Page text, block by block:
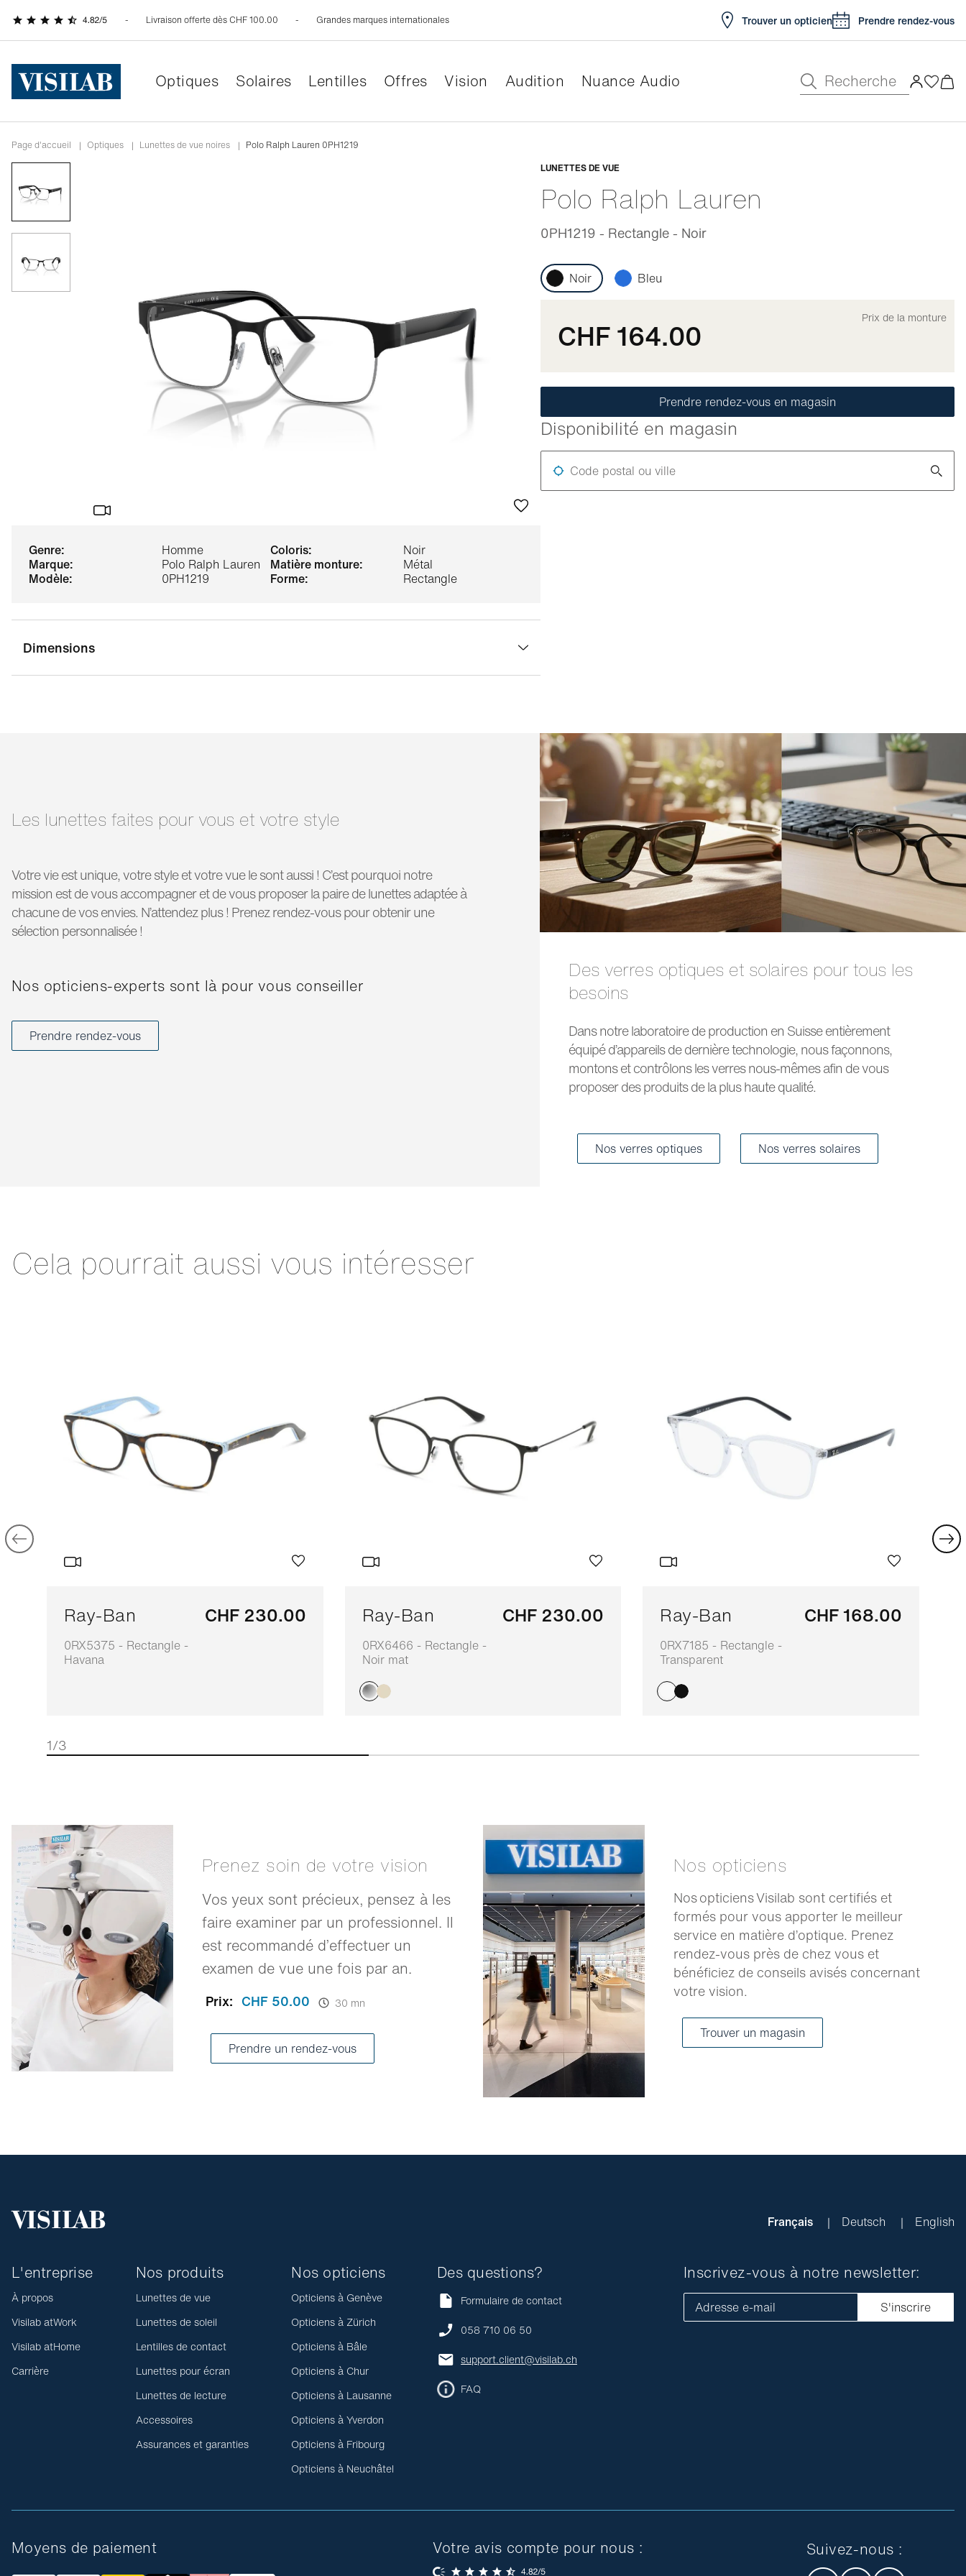
Livraison offerte dès CHF 100.00 Grandes marques internationales Trouver un opticien Prendre rendez-vous
Optiques Solaires Lentilles Offres Vision Audition Nuance Audio Recherche
Page d'accueil | Optiques | Lunettes de vue noires | Polo Ralph Lauren 0PH1219
genre: Homme coloris:
Noir
marque:
Polo Ralph Lauren matière monture:
Métal
modèle:
0PH1219 forme: Rectangle
Dimensions
LUNETTES DE VUE
Polo Ralph Lauren
0PH1219 - Rectangle - Noir
Adaptable
Noir Bleu
CHF 164.00 Prix de la monture
Prendre rendez-vous en magasin
Disponibilité en magasin
Code postal ou ville
Les lunettes faites pour vous et votre style
Votre vie est unique, votre style et votre vue le sont aussi ! C’est pourquoi notre
mission est de vous accompagner et de vous proposer la paire de lunettes adaptée à
chacune de vos envies. N’attendez plus ! Prenez rendez-vous pour obtenir une
sélection personnalisée !
Nos opticiens-experts sont là pour vous conseiller
Prendre rendez-vous
Des verres optiques et solaires pour tous les
besoins
Dans notre laboratoire de production en Suisse entièrement
équipé d’appareils de dernière technologie, nous façonnons,
montons et contrôlons les verres nous-mêmes afin de vous
proposer des produits de la plus haute qualité.
Nos verres optiques Nos verres solaires
Cela pourrait aussi vous intéresser
Ray-Ban
0RX5375 - Rectangle -
Havana
CHF 230.00 Ray-Ban
0RX6466 - Rectangle -
Noir mat
CHF 230.00 Ray-Ban
0RX7185 - Rectangle -
Transparent
CHF 168.00
1/3
Prenez soin de votre vision
Vos yeux sont précieux, pensez à les
faire examiner par un professionnel. Il
est recommandé d’effectuer un
examen de vue une fois par an.
Prix: CHF 50.00 30 mn
Prendre un rendez-vous
Nos opticiens
Nos opticiens Visilab sont certifiés et
formés pour vous apporter le meilleur
service en matière d’optique. Prenez
rendez-vous près de chez vous et
bénéficiez de conseils avisés concernant
votre vision.
Trouver un magasin
Français Deutsch English
L'entreprise
À propos
Visilab atWork
Visilab atHome
Carrière
Nos produits
Lunettes de vue
Lunettes de soleil
Lentilles de contact
Lunettes pour écran
Lunettes de lecture
Accessoires
Assurances et garanties
Nos opticiens
Opticiens à Genève
Opticiens à Zürich
Opticiens à Bâle
Opticiens à Chur
Opticiens à Lausanne
Opticiens à Yverdon
Opticiens à Fribourg
Opticiens à Neuchâtel
Des questions?
Formulaire de contact
058 710 06 50
support.client@visilab.ch
FAQ
Inscrivez-vous à notre newsletter:
Adresse e-mail S'inscrire
Moyens de paiement Votre avis compte pour nous : Suivez-nous :